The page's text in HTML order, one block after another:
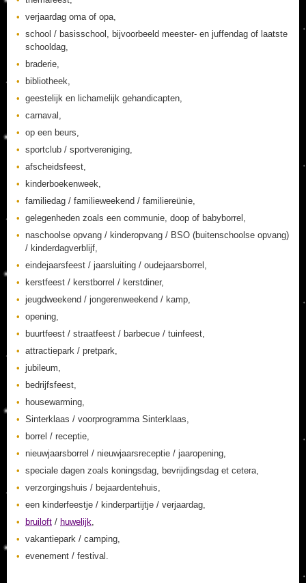
verjaardag oma of opa,
school / basisschool, bijvoorbeeld meester- en juffendag of laatste
schooldag,
braderie,
bibliotheek,
geestelijk en lichamelijk gehandicapten,
carnaval,
op een beurs,
sportclub / sportvereniging,
afscheidsfeest,
kinderboekenweek,
familiedag / familieweekend / familiereünie,
gelegenheden zoals een communie, doop of babyborrel,
naschoolse opvang / kinderopvang / BSO (buitenschoolse opvang)
/ kinderdagverblijf,
eindejaarsfeest / jaarsluiting / oudejaarsborrel,
kerstfeest / kerstborrel / kerstdiner,
jeugdweekend / jongerenweekend / kamp,
opening,
buurtfeest / straatfeest / barbecue / tuinfeest,
attractiepark / pretpark,
jubileum,
bedrijfsfeest,
housewarming,
Sinterklaas / voorprogramma Sinterklaas,
borrel / receptie,
nieuwjaarsborrel / nieuwjaarsreceptie / jaaropening,
speciale dagen zoals koningsdag, bevrijdingsdag et cetera,
verzorgingshuis / bejaardentehuis,
een kinderfeestje / kinderpartijtje / verjaardag,
bruiloft / huwelijk,
vakantiepark / camping,
evenement / festival.